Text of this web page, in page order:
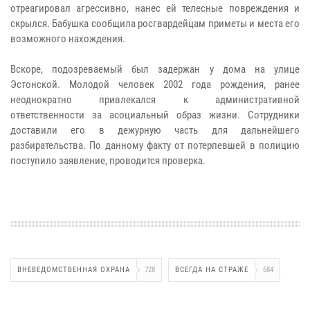
отреагировал агрессивно, нанес ей телесные повреждения и
скрылся. Бабушка сообщила росгвардейцам приметы и места его
возможного нахождения.
Вскоре, подозреваемый был задержан у дома на улице
Эстонской. Молодой человек 2002 года рождения, ранее
неоднократно привлекался к административной
ответственности за асоциальный образ жизни. Сотрудники
доставили его в дежурную часть для дальнейшего
разбирательства. По данному факту от потерпевшей в полицию
поступило заявление, проводится проверка.
ВНЕВЕДОМСТВЕННАЯ ОХРАНА 728 ВСЕГДА НА СТРАЖЕ 684